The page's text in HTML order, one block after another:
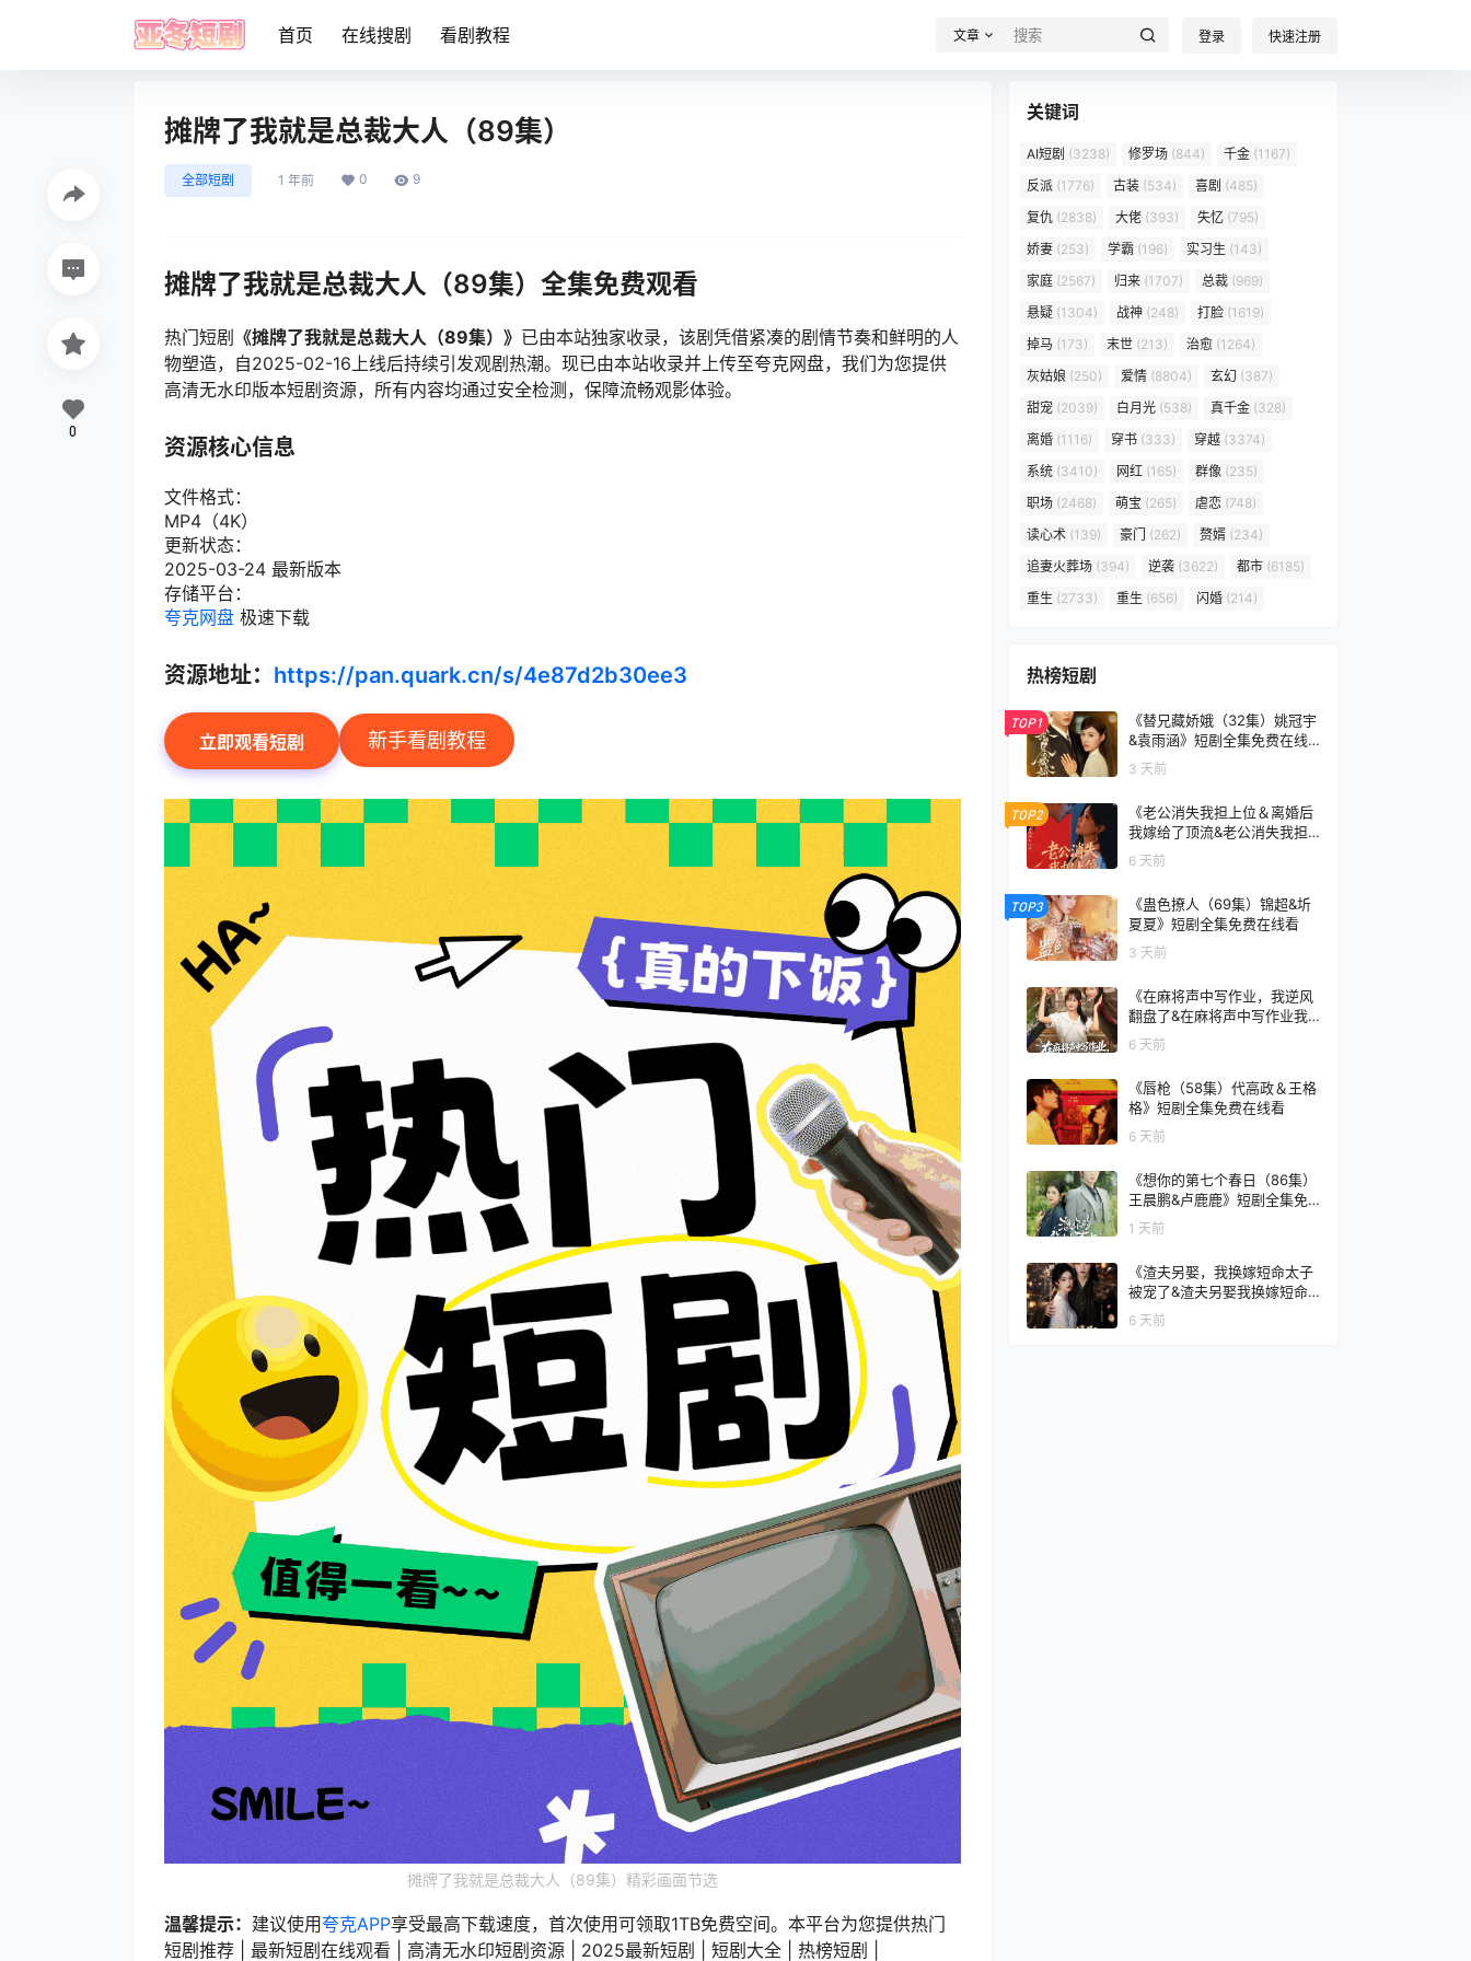
首页 在线搜剧 看剧教程 文章 登录 快速注册
摊牌了我就是总裁大人（89集）
全部短剧 1 年前 0 9
摊牌了我就是总裁大人（89集）全集免费观看
热门短剧 《摊牌了我就是总裁大人（89集）》 已由本站独家收录，该剧凭借紧凑的剧情节奏和鲜明的人
物塑造，自2025-02-16上线后持续引发观剧热潮。现已由本站收录并上传至夸克网盘，我们为您提供
高清无水印版本短剧资源，所有内容均通过安全检测，保障流畅观影体验。
资源核心信息
文件格式：
MP4（4K）
更新状态：
2025-03-24 最新版本
存储平台：
夸克网盘 极速下载
资源地址： https://pan.quark.cn/s/4e87d2b30ee3
立即观看短剧 新手看剧教程
摊牌了我就是总裁大人（89集）精彩画面节选
温馨提示： 建议使用夸克APP享受最高下载速度，首次使用可领取1TB免费空间。本平台为您提供热门
短剧推荐 | 最新短剧在线观看 | 高清无水印短剧资源 | 2025最新短剧 | 短剧大全 | 热榜短剧 |
0
关键词
AI短剧 (3238) 修罗场 (844) 千金 (1167)
反派 (1776) 古装 (534) 喜剧 (485)
复仇 (2838) 大佬 (393) 失忆 (795)
娇妻 (253) 学霸 (196) 实习生 (143)
家庭 (2567) 归来 (1707) 总裁 (969)
悬疑 (1304) 战神 (248) 打脸 (1619)
掉马 (173) 末世 (213) 治愈 (1264)
灰姑娘 (250) 爱情 (8804) 玄幻 (387)
甜宠 (2039) 白月光 (538) 真千金 (328)
离婚 (1116) 穿书 (333) 穿越 (3374)
系统 (3410) 网红 (165) 群像 (235)
职场 (2468) 萌宝 (265) 虐恋 (748)
读心术 (139) 豪门 (262) 赘婿 (234)
追妻火葬场 (394) 逆袭 (3622) 都市 (6185)
重生 (2733) 重生 (656) 闪婚 (214)
热榜短剧
TOP1
《替兄藏娇娥（32集）姚冠宇
&袁雨涵》短剧全集免费在线
看
3 天前
TOP2
《老公消失我担上位＆离婚后
我嫁给了顶流&老公消失我担
上位离婚后我嫁给了顶流（76
集）李卓扬＆邓灵枢》短剧全
6 天前
TOP3
《蛊色撩人（69集）锦超&圻
夏夏》短剧全集免费在线看
3 天前
《在麻将声中写作业，我逆风
翻盘了&在麻将声中写作业我
逆风翻盘了（60集）张颖菲＆
胡文乐》短剧全集免费在线看
6 天前
《唇枪（58集）代高政＆王格
格》短剧全集免费在线看
6 天前
《想你的第七个春日（86集）
王晨鹏&卢鹿鹿》短剧全集免
费在线看
1 天前
《渣夫另娶，我换嫁短命太子
被宠了&渣夫另娶我换嫁短命
太子被宠了（77集）AI短剧》
短剧全集免费在线看
6 天前